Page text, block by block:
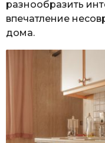
разнообразить
впечатление
дома.